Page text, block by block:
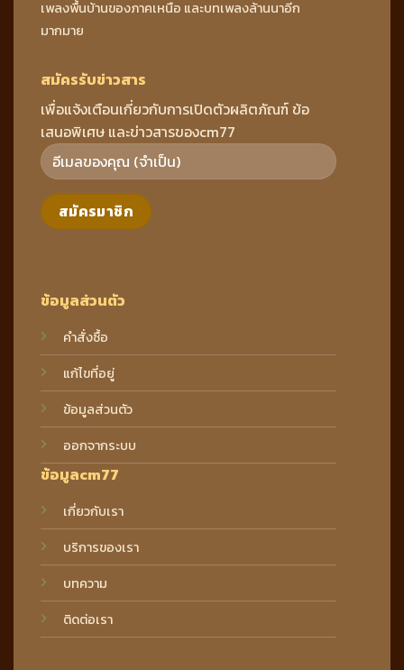
เพลงพื้นบ้านของภาคเหนือ และบทเพลงล้านนาอีก
มากมาย
ข้อมูลส่วนตัว
คำสั่งซื้อ
แก้ไขที่อยู่
ข้อมูลส่วนตัว
ออกจากระบบ
ข้อมูลcm77
เกี่ยวกับเรา
บริการของเรา
บทความ
ติดต่อเรา
สมัครรับข่าวสาร
เพื่อแจ้งเตือนเกี่ยวกับการเปิดตัวผลิตภัณฑ์ ข้อ
เสนอพิเศษ และข่าวสารของcm77